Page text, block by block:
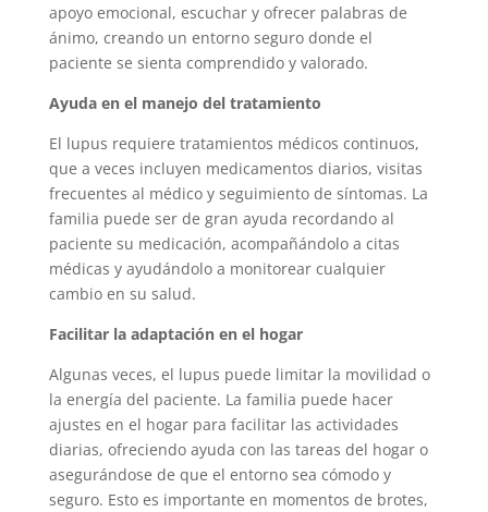
apoyo emocional, escuchar y ofrecer palabras de
ánimo, creando un entorno seguro donde el
paciente se sienta comprendido y valorado.
Ayuda en el manejo del tratamiento
El lupus requiere tratamientos médicos continuos,
que a veces incluyen medicamentos diarios, visitas
frecuentes al médico y seguimiento de síntomas. La
familia puede ser de gran ayuda recordando al
paciente su medicación, acompañándolo a citas
médicas y ayudándolo a monitorear cualquier
cambio en su salud.
Facilitar la adaptación en el hogar
Algunas veces, el lupus puede limitar la movilidad o
la energía del paciente. La familia puede hacer
ajustes en el hogar para facilitar las actividades
diarias, ofreciendo ayuda con las tareas del hogar o
asegurándose de que el entorno sea cómodo y
seguro. Esto es importante en momentos de brotes,